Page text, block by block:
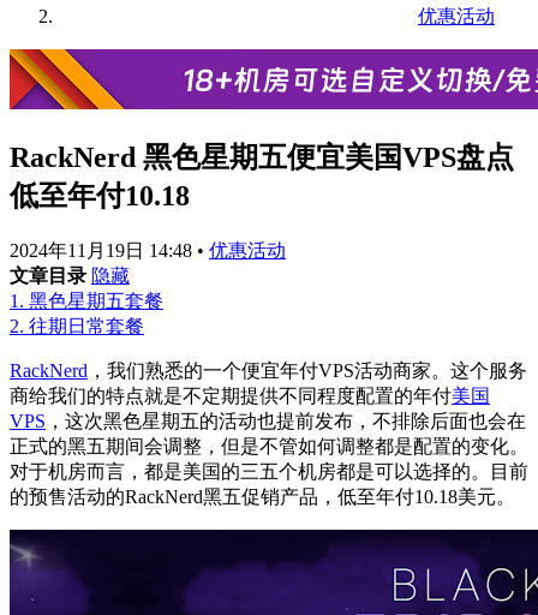
优惠活动
RackNerd 黑色星期五便宜美国VPS盘点
低至年付10.18
2024年11月19日 14:48 • 优惠活动
文章目录 隐藏
1. 黑色星期五套餐
2. 往期日常套餐
RackNerd ，我们熟悉的一个便宜年付VPS活动商家。这个服务
商给我们的特点就是不定期提供不同程度配置的年付美国
VPS ，这次黑色星期五的活动也提前发布，不排除后面也会在
正式的黑五期间会调整，但是不管如何调整都是配置的变化。
对于机房而言，都是美国的三五个机房都是可以选择的。目前
的预售活动的RackNerd黑五促销产品，低至年付10.18美元。